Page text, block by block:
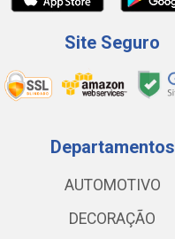
Site Seguro
Departamentos
AUTOMOTIVO
DECORAÇÃO